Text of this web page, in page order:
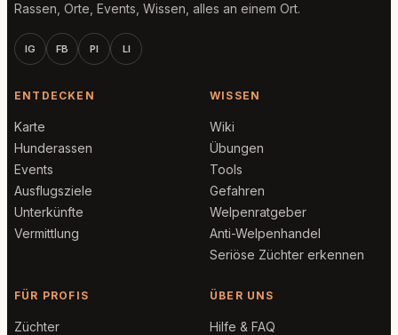
Rassen, Orte, Events, Wissen, alles an einem Ort.
IG FB PI LI
ENTDECKEN
Karte
Hunderassen
Events
Ausflugsziele
Unterkünfte
Vermittlung
WISSEN
Wiki
Übungen
Tools
Gefahren
Welpenratgeber
Anti-Welpenhandel
Seriöse Züchter erkennen
FÜR PROFIS
Züchter
ÜBER UNS
Hilfe & FAQ